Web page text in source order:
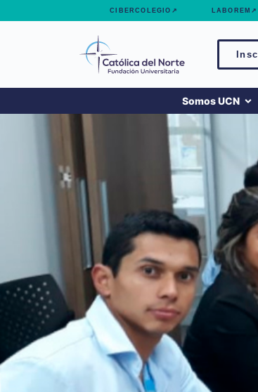
CIBERCOLEGIO↗ LABOREM↗
Somos UCN